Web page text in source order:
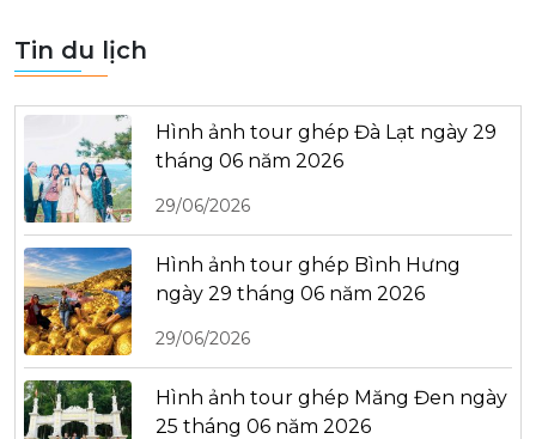
Tin du lịch
Hình ảnh tour ghép Đà Lạt ngày 29
tháng 06 năm 2026
29/06/2026
Hình ảnh tour ghép Bình Hưng
ngày 29 tháng 06 năm 2026
29/06/2026
Hình ảnh tour ghép Măng Đen ngày
25 tháng 06 năm 2026